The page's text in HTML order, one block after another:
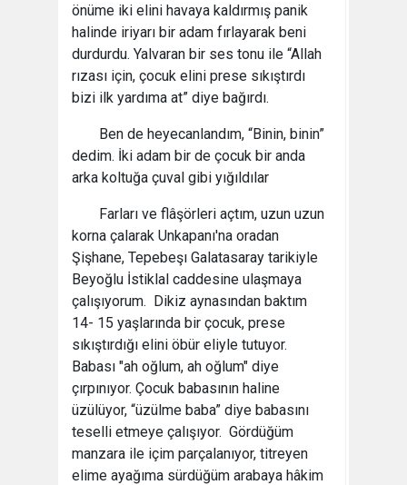
önüme iki elini havaya kaldırmış panik
halinde iriyarı bir adam fırlayarak beni
durdurdu. Yalvaran bir ses tonu ile “Allah
rızası için, çocuk elini prese sıkıştırdı
bizi ilk yardıma at” diye bağırdı.
Ben de heyecanlandım, “Binin, binin”
dedim. İki adam bir de çocuk bir anda
arka koltuğa çuval gibi yığıldılar
Farları ve flâşörleri açtım, uzun uzun
korna çalarak Unkapanı'na oradan
Şişhane, Tepebeşı Galatasaray tarikiyle
Beyoğlu İstiklal caddesine ulaşmaya
çalışıyorum. Dikiz aynasından baktım
14- 15 yaşlarında bir çocuk, prese
sıkıştırdığı elini öbür eliyle tutuyor.
Babası "ah oğlum, ah oğlum" diye
çırpınıyor. Çocuk babasının haline
üzülüyor, “üzülme baba” diye babasını
teselli etmeye çalışıyor. Gördüğüm
manzara ile içim parçalanıyor, titreyen
elime ayağıma sürdüğüm arabaya hâkim